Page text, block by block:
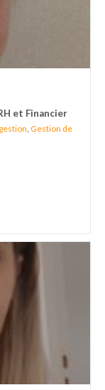
et Financier
Gestion de